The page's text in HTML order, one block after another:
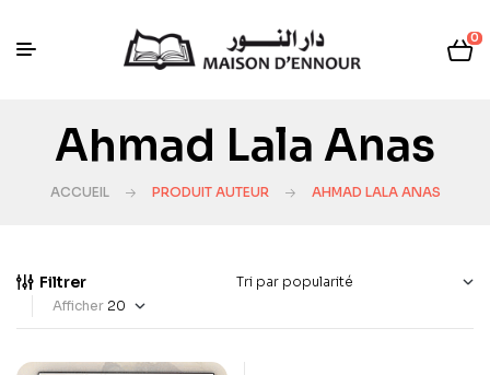
0
Ahmad Lala Anas
ACCUEIL PRODUIT AUTEUR AHMAD LALA ANAS
Filtrer
Afficher